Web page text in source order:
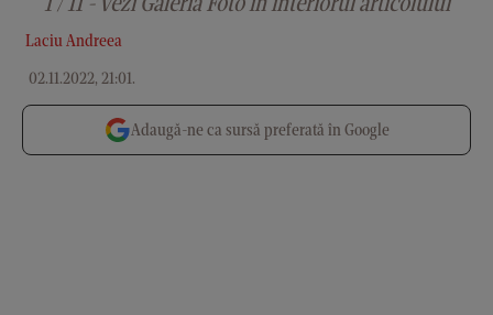
Laciu Andreea
02.11.2022, 21:01.
Adaugă-ne ca sursă preferată în Google